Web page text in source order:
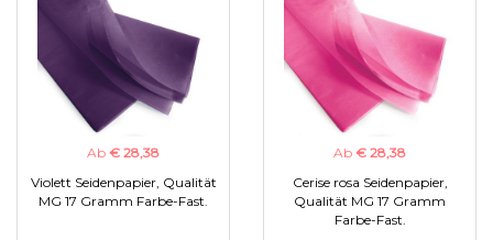
Ab € 28,38
Violett Seidenpapier, Qualität
MG 17 Gramm Farbe-Fast.
Ab € 28,38
Cerise rosa Seidenpapier,
Qualität MG 17 Gramm
Farbe-Fast.